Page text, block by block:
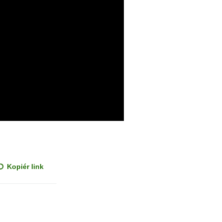
Kopiér link